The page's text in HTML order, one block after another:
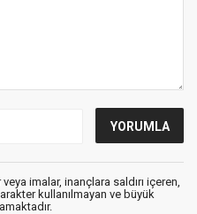
imalar, inançlara saldırı içeren,
kullanılmayan ve büyük